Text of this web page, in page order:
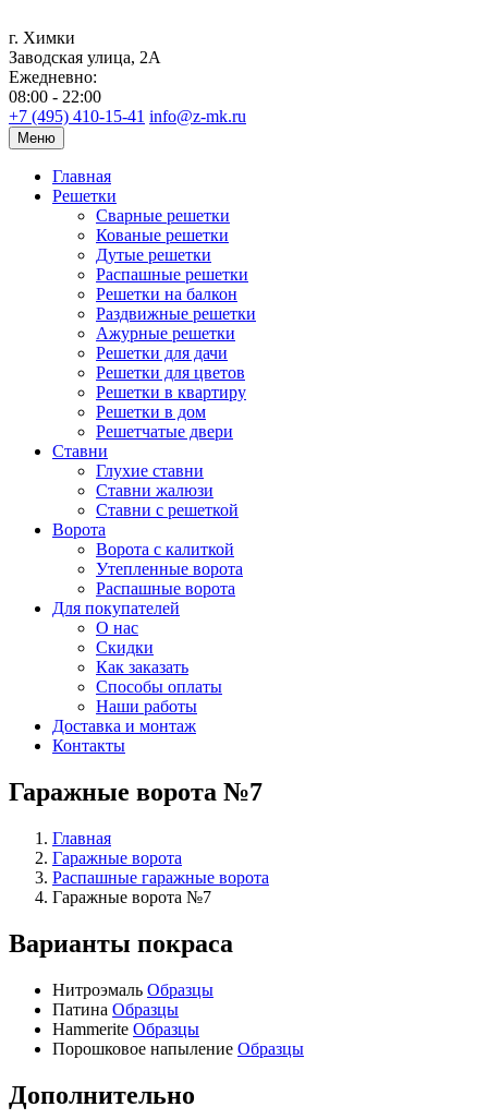
г. Химки
Заводская улица, 2А
Ежедневно:
08:00 - 22:00
+7 (495) 410-15-41 info@z-mk.ru
Меню
Главная
Решетки
Сварные решетки
Кованые решетки
Дутые решетки
Распашные решетки
Решетки на балкон
Раздвижные решетки
Ажурные решетки
Решетки для дачи
Решетки для цветов
Решетки в квартиру
Решетки в дом
Решетчатые двери
Ставни
Глухие ставни
Ставни жалюзи
Ставни с решеткой
Ворота
Ворота с калиткой
Утепленные ворота
Распашные ворота
Для покупателей
О нас
Скидки
Как заказать
Способы оплаты
Наши работы
Доставка и монтаж
Контакты
Гаражные ворота №7
Главная
Гаражные ворота
Распашные гаражные ворота
Гаражные ворота №7
Варианты покраса
Нитроэмаль Образцы
Патина Образцы
Hammerite Образцы
Порошковое напыление Образцы
Дополнительно